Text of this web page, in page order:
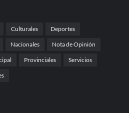
Culturales Deportes
Nacionales Nota de Opinión
Provinciales Servicios